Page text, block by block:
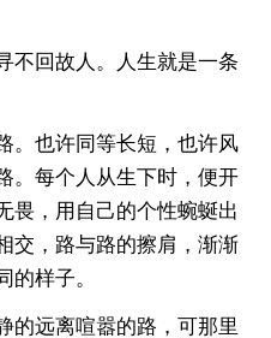
回故人。人生就是一条
也许同等长短，也许风
。每个人从生下时，便开
畏，用自己的个性蜿蜒出
交，路与路的擦肩，渐渐
的样子。
远离喧嚣的路，可那里